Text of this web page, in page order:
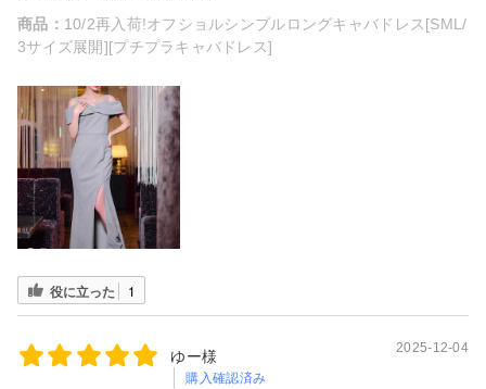
商品： 10/2再入荷!オフショルシンプルロングキャバドレス[SML/
3サイズ展開][プチプラキャバドレス]
役に立った 1
ゆー様
購入確認済み
2025-12-04